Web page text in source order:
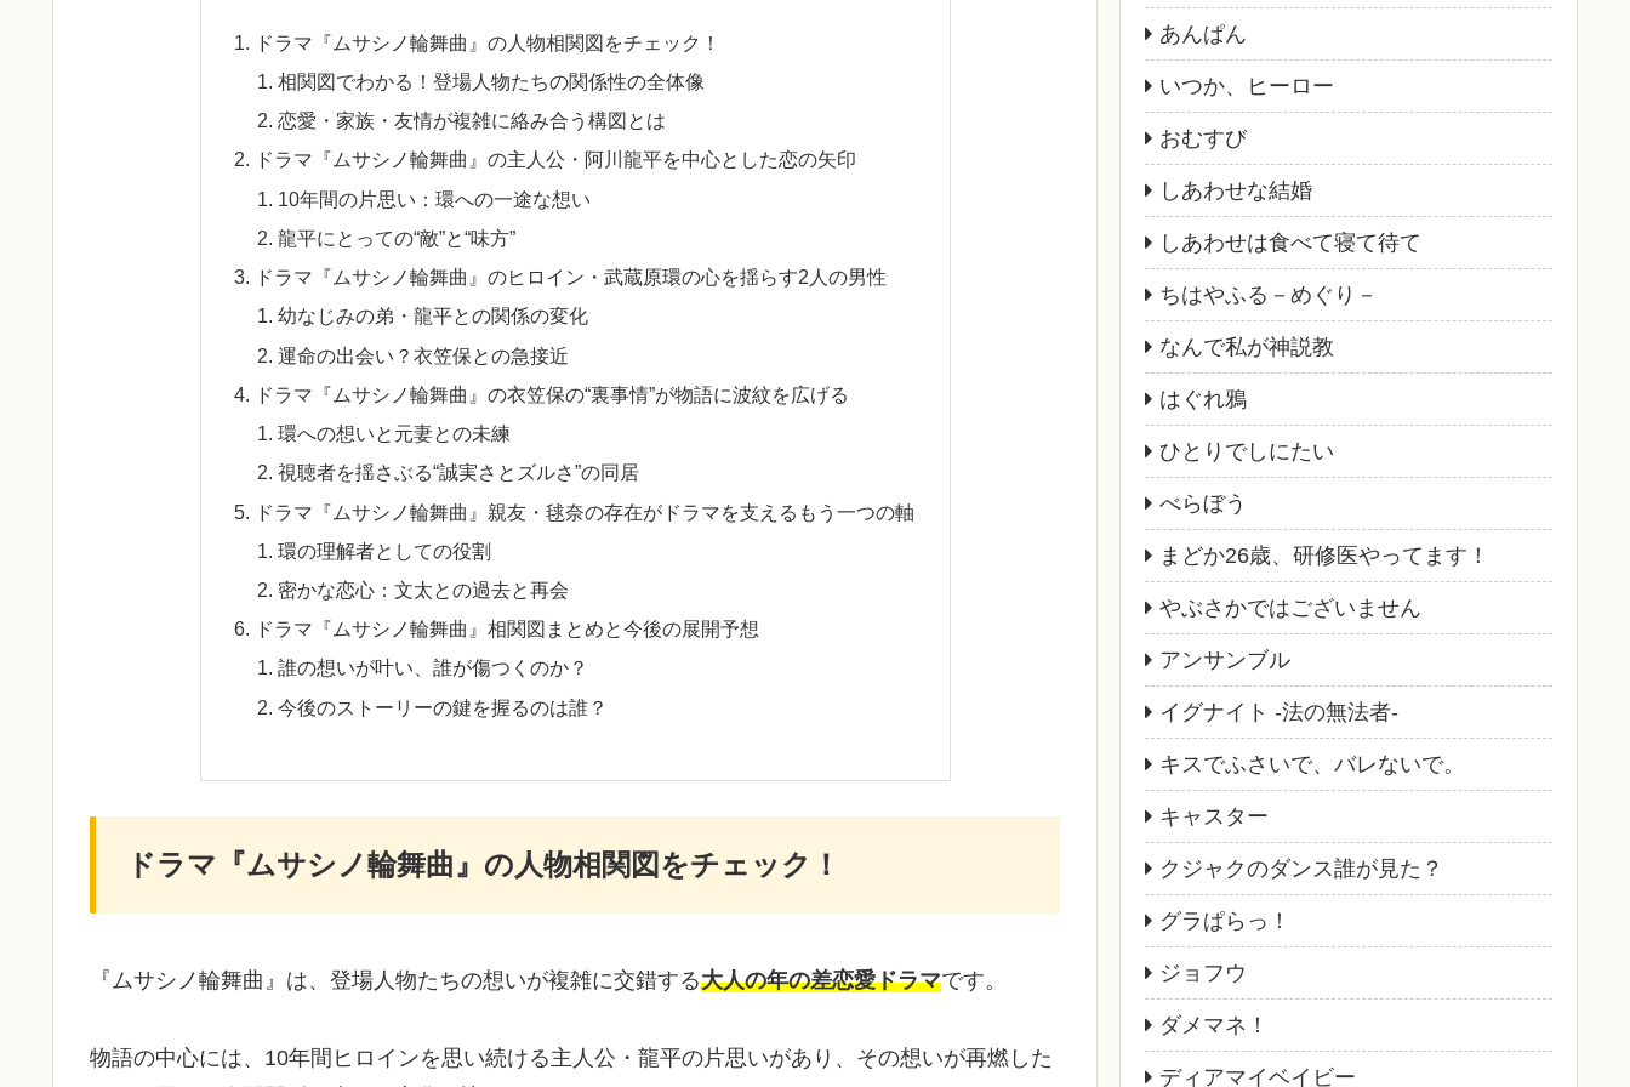
ドラマ『ムサシノ輪舞曲』の人物相関図をチェック！
相関図でわかる！登場人物たちの関係性の全体像
恋愛・家族・友情が複雑に絡み合う構図とは
ドラマ『ムサシノ輪舞曲』の主人公・阿川龍平を中心とした恋の矢印
10年間の片思い：環への一途な想い
龍平にとっての“敵”と“味方”
ドラマ『ムサシノ輪舞曲』のヒロイン・武蔵原環の心を揺らす2人の男性
幼なじみの弟・龍平との関係の変化
運命の出会い？衣笠保との急接近
ドラマ『ムサシノ輪舞曲』の衣笠保の“裏事情”が物語に波紋を広げる
環への想いと元妻との未練
視聴者を揺さぶる“誠実さとズルさ”の同居
ドラマ『ムサシノ輪舞曲』親友・毬奈の存在がドラマを支えるもう一つの軸
環の理解者としての役割
密かな恋心：文太との過去と再会
ドラマ『ムサシノ輪舞曲』相関図まとめと今後の展開予想
誰の想いが叶い、誰が傷つくのか？
今後のストーリーの鍵を握るのは誰？
ドラマ『ムサシノ輪舞曲』の人物相関図をチェック！
『ムサシノ輪舞曲』は、登場人物たちの想いが複雑に交錯する大人の年の差恋愛ドラマです。
物語の中心には、10年間ヒロインを思い続ける主人公・龍平の片思いがあり、その想いが再燃した
あんぱん
いつか、ヒーロー
おむすび
しあわせな結婚
しあわせは食べて寝て待て
ちはやふる－めぐり－
なんで私が神説教
はぐれ鴉
ひとりでしにたい
べらぼう
まどか26歳、研修医やってます！
やぶさかではございません
アンサンブル
イグナイト -法の無法者-
キスでふさいで、バレないで。
キャスター
クジャクのダンス誰が見た？
グラぱらっ！
ジョフウ
ダメマネ！
ディアマイベイビー